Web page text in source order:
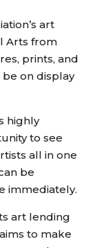
art
Arts from
prints, and
on display
highly
to see
all in one
be
immediately.
art lending
to make